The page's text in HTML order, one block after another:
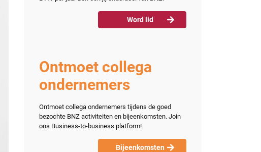
Word lid
Ontmoet collega
ondernemers
Ontmoet collega ondernemers tijdens de goed
bezochte BNZ activiteiten en bijeenkomsten. Join
ons Business-to-business platform!
Bijeenkomsten